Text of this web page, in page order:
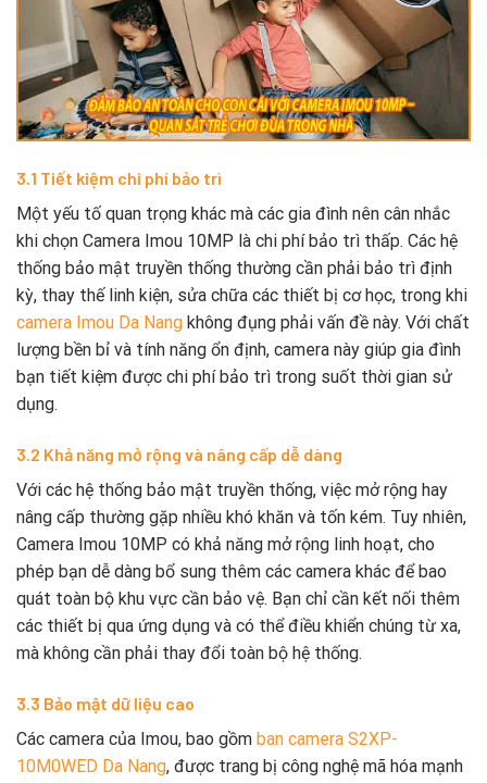
3.1 Tiết kiệm chi phí bảo trì
Một yếu tố quan trọng khác mà các gia đình nên cân nhắc
khi chọn Camera Imou 10MP là chi phí bảo trì thấp. Các hệ
thống bảo mật truyền thống thường cần phải bảo trì định
kỳ, thay thế linh kiện, sửa chữa các thiết bị cơ học, trong khi
camera Imou Da Nang không đụng phải vấn đề này. Với chất
lượng bền bỉ và tính năng ổn định, camera này giúp gia đình
bạn tiết kiệm được chi phí bảo trì trong suốt thời gian sử
dụng.
3.2 Khả năng mở rộng và nâng cấp dễ dàng
Với các hệ thống bảo mật truyền thống, việc mở rộng hay
nâng cấp thường gặp nhiều khó khăn và tốn kém. Tuy nhiên,
Camera Imou 10MP có khả năng mở rộng linh hoạt, cho
phép bạn dễ dàng bổ sung thêm các camera khác để bao
quát toàn bộ khu vực cần bảo vệ. Bạn chỉ cần kết nối thêm
các thiết bị qua ứng dụng và có thể điều khiển chúng từ xa,
mà không cần phải thay đổi toàn bộ hệ thống.
3.3 Bảo mật dữ liệu cao
Các camera của Imou, bao gồm ban camera S2XP-
10M0WED Da Nang, được trang bị công nghệ mã hóa mạnh